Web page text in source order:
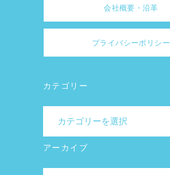
会社概要・沿革
プライバシーポリシー
カテゴリー
アーカイブ